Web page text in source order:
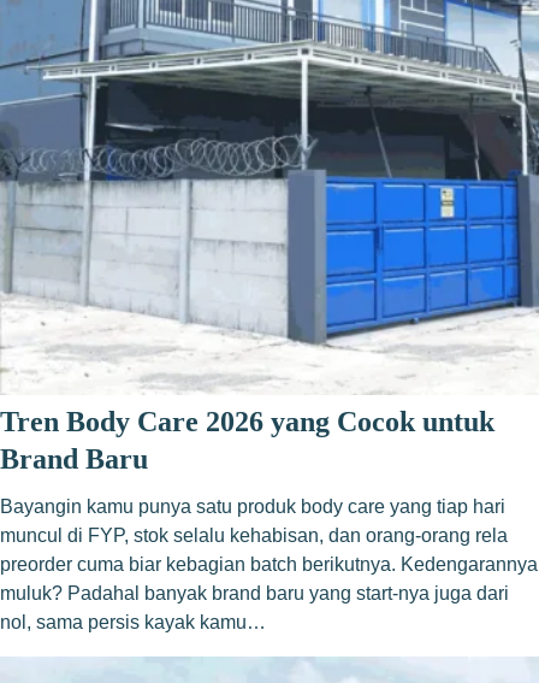
Tren Body Care 2026 yang Cocok untuk
Brand Baru
Bayangin kamu punya satu produk body care yang tiap hari
muncul di FYP, stok selalu kehabisan, dan orang-orang rela
preorder cuma biar kebagian batch berikutnya. Kedengarannya
muluk? Padahal banyak brand baru yang start-nya juga dari
nol, sama persis kayak kamu…